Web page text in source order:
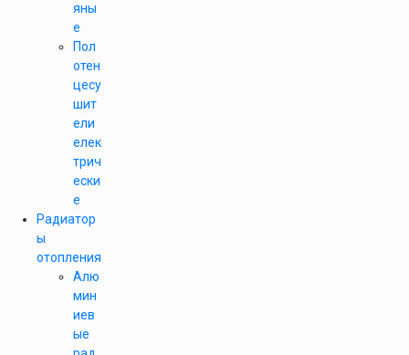
яны
е
Пол
отен
цесу
шит
ели
елек
трич
ески
е
Радиатор
ы
отопления
Алю
мин
иев
ые